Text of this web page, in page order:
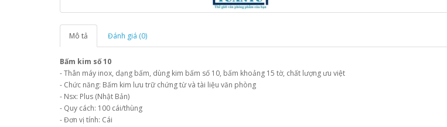
Mô tả Đánh giá (0)
Bấm kim số 10
- Thân máy inox, dạng bấm, dùng kim bấm số 10, bấm khoảng 15 tờ, chất lượng ưu việt
- Chức năng: Bấm kim lưu trữ chứng từ và tài liệu văn phòng
- Nsx: Plus (Nhật Bản)
- Quy cách: 100 cái/thùng
- Đơn vị tính: Cái